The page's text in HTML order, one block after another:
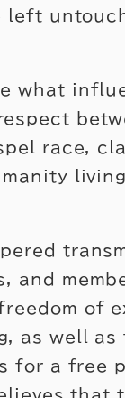
left
what
race,
and
of
as well
for a free
that